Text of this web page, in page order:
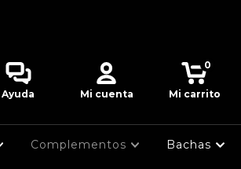
Ayuda Mi cuenta Mi carrito
0
Complementos Bachas